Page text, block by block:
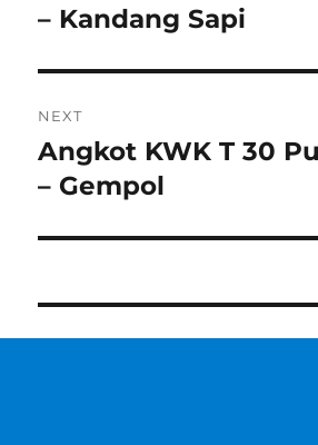
post:
– Kandang Sapi
NEXT
Next
post:
Angkot KWK T 30
– Gempol